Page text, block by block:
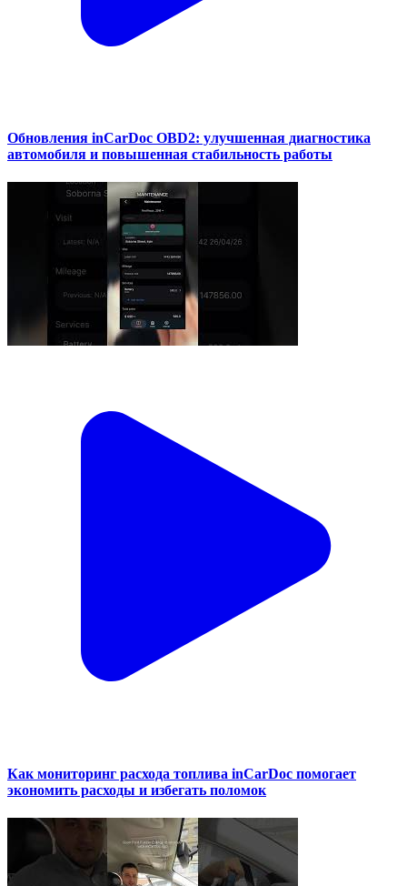
Обновления inCarDoc OBD2: улучшенная диагностика
автомобиля и повышенная стабильность работы
Как мониторинг расхода топлива inCarDoc помогает
экономить расходы и избегать поломок